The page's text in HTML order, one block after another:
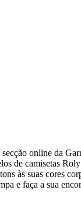
online da
de camisetas
às suas cores
e faça a sua